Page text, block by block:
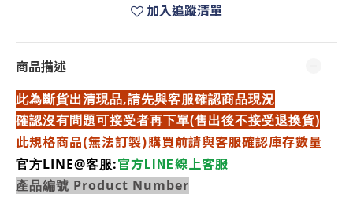
加入追蹤清單
商品描述
此為斷貨出清現品,請先與客服確認商品現況
確認沒有問題可接受者再下單(售出後不接受退換貨)
此規格商品(無法訂製)購買前請與客服確認庫存數量
官方LINE@客服:官方LINE線上客服
產品編號 Product Number